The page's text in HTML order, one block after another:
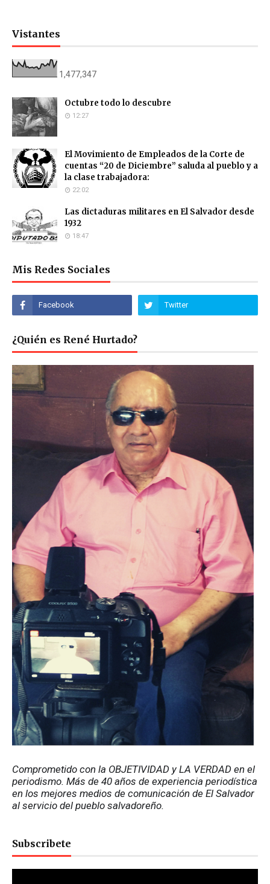
Vistantes
1,477,347
Octubre todo lo descubre
12:27
El Movimiento de Empleados de la Corte de
cuentas “20 de Diciembre” saluda al pueblo y a
la clase trabajadora:
22:02
Las dictaduras militares en El Salvador desde
1932
18:47
Mis Redes Sociales
¿Quién es René Hurtado?
Comprometido con la OBJETIVIDAD y LA VERDAD en el
periodismo. Más de 40 años de experiencia periodística
en los mejores medios de comunicación de El Salvador
al servicio del pueblo salvadoreño.
Subscribete